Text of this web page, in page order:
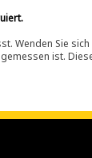
Sie sich
ist.